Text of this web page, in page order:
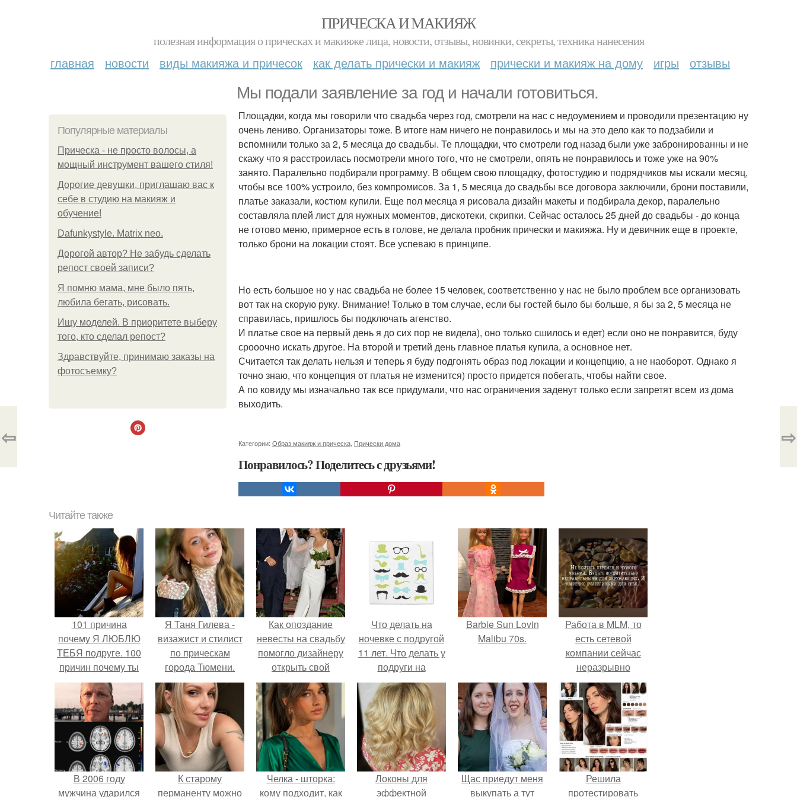
ПРИЧЕСКА И МАКИЯЖ
полезная информация о прическах и макияже лица, новости, отзывы, новинки, секреты, техника нанесения
главная новости виды макияжа и причесок как делать прически и макияж прически и макияж на дому игры отзывы
Мы подали заявление за год и начали готовиться.
Популярные материалы
Прическа - не просто волосы, а
мощный инструмент вашего стиля!
Дорогие девушки, приглашаю вас к
себе в студию на макияж и
обучение!
Dafunkystyle. Matrix neo.
Дорогой автор? Не забудь сделать
репост своей записи?
Я помню мама, мне было пять,
любила бегать, рисовать.
Ищу моделей. В приоритете выберу
того, кто сделал репост?
Здравствуйте, принимаю заказы на
фотосъемку?
Площадки, когда мы говорили что свадьба через год, смотрели на нас с недоумением и проводили презентацию ну
очень лениво. Организаторы тоже. В итоге нам ничего не понравилось и мы на это дело как то подзабили и
вспомнили только за 2, 5 месяца до свадьбы. Те площадки, что смотрели год назад были уже забронированны и не
скажу что я расстроилась посмотрели много того, что не смотрели, опять не понравилось и тоже уже на 90%
занято. Паралельно подбирали программу. В общем свою площадку, фотостудию и подрядчиков мы искали месяц,
чтобы все 100% устроило, без компромисов. За 1, 5 месяца до свадьбы все договора заключили, брони поставили,
платье заказали, костюм купили. Еще пол месяца я рисовала дизайн макеты и подбирала декор, паралельно
составляла плей лист для нужных моментов, дискотеки, скрипки. Сейчас осталось 25 дней до свадьбы - до конца
не готово меню, примерное есть в голове, не делала пробник прически и макияжа. Ну и девичник еще в проекте,
только брони на локации стоят. Все успеваю в принципе.
Но есть большое но у нас свадьба не более 15 человек, соответственно у нас не было проблем все организовать
вот так на скорую руку. Внимание! Только в том случае, если бы гостей было бы больше, я бы за 2, 5 месяца не
справилась, пришлось бы подключать агенство.
И платье свое на первый день я до сих пор не видела), оно только сшилось и едет) если оно не понравится, буду
срооочно искать другое. На второй и третий день главное платья купила, а основное нет.
Считается так делать нельзя и теперь я буду подгонять образ под локации и концепцию, а не наоборот. Однако я
точно знаю, что концепция от платья не изменится) просто придется побегать, чтобы найти свое.
А по ковиду мы изначально так все придумали, что нас ограничения заденут только если запретят всем из дома
выходить.
Категории: Образ макияж и прическа Прически дома
Понравилось? Поделитесь с друзьями!
⇦ ⇨
Читайте также
101 причина
почему Я ЛЮБЛЮ
ТЕБЯ подруге. 100
причин почему ты
моя лучшая
подруга.
Я Таня Гилева -
визажист и стилист
по прическам
города Тюмени.
Как опоздание
невесты на свадьбу
помогло дизайнеру
открыть свой
бренд.
Что делать на
ночевке с подругой
11 лет. Что делать у
подруги на
ночёвке?
Barbie Sun Lovin
Malibu 70s.
Работа в MLM, то
есть сетевой
компании сейчас
неразрывно
связана с создание
своего контента,
своей страницы в
соц сетях.
В 2006 году
мужчина ударился
К старому
перманенту можно
Челка - шторка:
кому подходит, как
Локоны для
эффектной
Щас приедут меня
выкупать а тут
Решила
протестировать